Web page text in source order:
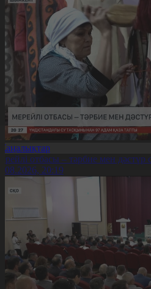
отбасы – тәрбие мен дәстүр
20:19